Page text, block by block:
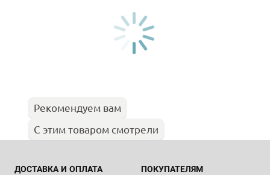
Рекомендуем вам
С этим товаром смотрели
ДОСТАВКА И ОПЛАТА ПОКУПАТЕЛЯМ